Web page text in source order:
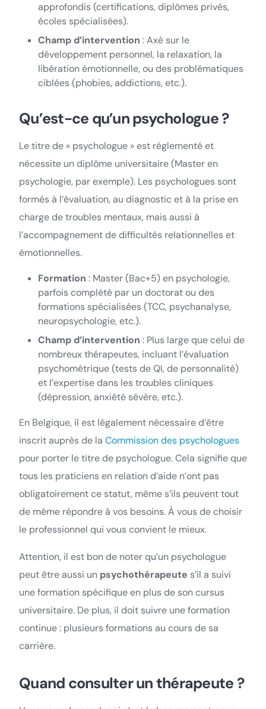
approfondis (certifications, diplômes privés,
écoles spécialisées).
Champ d’intervention : Axé sur le
développement personnel, la relaxation, la
libération émotionnelle, ou des problématiques
ciblées (phobies, addictions, etc.).
Qu’est-ce qu’un psychologue ?
Le titre de « psychologue » est réglementé et
nécessite un diplôme universitaire (Master en
psychologie, par exemple). Les psychologues sont
formés à l’évaluation, au diagnostic et à la prise en
charge de troubles mentaux, mais aussi à
l’accompagnement de difficultés relationnelles et
émotionnelles.
Formation : Master (Bac+5) en psychologie,
parfois complété par un doctorat ou des
formations spécialisées (TCC, psychanalyse,
neuropsychologie, etc.).
Champ d’intervention : Plus large que celui de
nombreux thérapeutes, incluant l’évaluation
psychométrique (tests de QI, de personnalité)
et l’expertise dans les troubles cliniques
(dépression, anxiété sévère, etc.).
En Belgique, il est légalement nécessaire d’être
inscrit auprès de la Commission des psychologues
pour porter le titre de psychologue. Cela signifie que
tous les praticiens en relation d’aide n’ont pas
obligatoirement ce statut, même s’ils peuvent tout
de même répondre à vos besoins. À vous de choisir
le professionnel qui vous convient le mieux.
Attention, il est bon de noter qu’un psychologue
peut être aussi un psychothérapeute s’il a suivi
une formation spécifique en plus de son cursus
universitaire. De plus, il doit suivre une formation
continue : plusieurs formations au cours de sa
carrière.
Quand consulter un thérapeute ?